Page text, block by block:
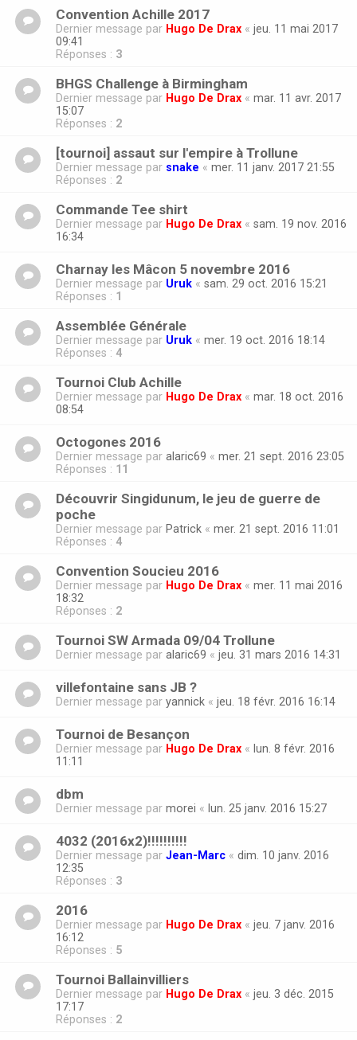
Convention Achille 2017
Dernier message par Hugo De Drax « jeu. 11 mai 2017
09:41
Réponses : 3
BHGS Challenge à Birmingham
Dernier message par Hugo De Drax « mar. 11 avr. 2017
15:07
Réponses : 2
[tournoi] assaut sur l'empire à Trollune
Dernier message par snake « mer. 11 janv. 2017 21:55
Réponses : 2
Commande Tee shirt
Dernier message par Hugo De Drax « sam. 19 nov. 2016
16:34
Charnay les Mâcon 5 novembre 2016
Dernier message par Uruk « sam. 29 oct. 2016 15:21
Réponses : 1
Assemblée Générale
Dernier message par Uruk « mer. 19 oct. 2016 18:14
Réponses : 4
Tournoi Club Achille
Dernier message par Hugo De Drax « mar. 18 oct. 2016
08:54
Octogones 2016
Dernier message par alaric69 « mer. 21 sept. 2016 23:05
Réponses : 11
Découvrir Singidunum, le jeu de guerre de
poche
Dernier message par Patrick « mer. 21 sept. 2016 11:01
Réponses : 4
Convention Soucieu 2016
Dernier message par Hugo De Drax « mer. 11 mai 2016
18:32
Réponses : 2
Tournoi SW Armada 09/04 Trollune
Dernier message par alaric69 « jeu. 31 mars 2016 14:31
villefontaine sans JB ?
Dernier message par yannick « jeu. 18 févr. 2016 16:14
Tournoi de Besançon
Dernier message par Hugo De Drax « lun. 8 févr. 2016
11:11
dbm
Dernier message par morei « lun. 25 janv. 2016 15:27
4032 (2016x2)!!!!!!!!!!
Dernier message par Jean-Marc « dim. 10 janv. 2016
12:35
Réponses : 3
2016
Dernier message par Hugo De Drax « jeu. 7 janv. 2016
16:12
Réponses : 5
Tournoi Ballainvilliers
Dernier message par Hugo De Drax « jeu. 3 déc. 2015
17:17
Réponses : 2